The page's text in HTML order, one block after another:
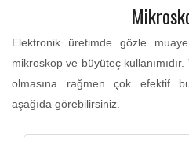
Elektronik üretimde gözle
mikroskop ve büyüteç
olmasına rağmen çok efektif
aşağıda görebilirsiniz.